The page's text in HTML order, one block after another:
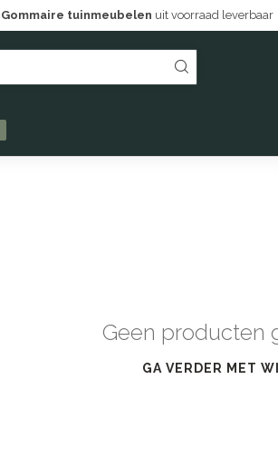
Gommaire tuinmeubelen uit voorraad leverbaar
Geen producten
GA VERDER MET